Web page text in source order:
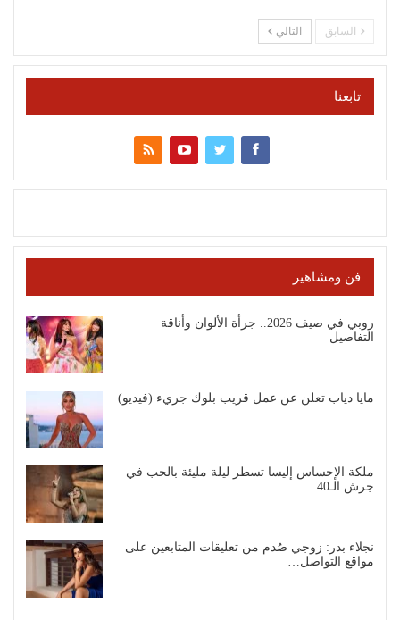
السابق التالي
تابعنا
فن ومشاهير
روبي في صيف 2026.. جرأة الألوان وأناقة
التفاصيل
مايا دياب تعلن عن عمل قريب بلوك جريء (فيديو)
ملكة الإحساس إليسا تسطر ليلة مليئة بالحب في
جرش الـ40
نجلاء بدر: زوجي صُدم من تعليقات المتابعين على
مواقع التواصل…